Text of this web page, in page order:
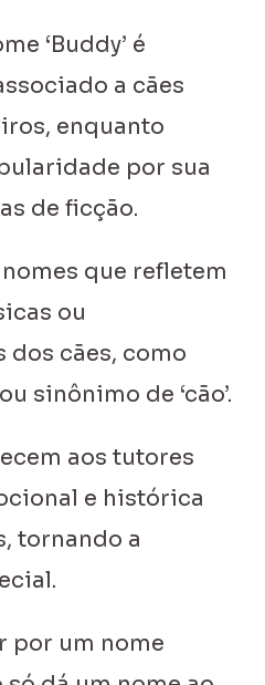
‘Buddy’ é
a cães
enquanto
por sua
de ficção.
que refletem
ou
cães, como
sinônimo de ‘cão’.
aos tutores
e histórica
tornando a
por um nome